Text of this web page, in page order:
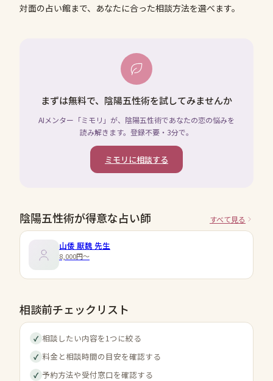
対面の占い館まで、あなたに合った相談方法を選べます。
まずは無料で、陰陽五性術を試してみませんか
AIメンター「ミモリ」が、陰陽五性術であなたの恋の悩みを
読み解きます。登録不要・3分で。
ミモリに相談する
陰陽五性術が得意な占い師 すべて見る
山倭 厭魏 先生
8,000円〜
相談前チェックリスト
✓ 相談したい内容を1つに絞る
✓ 料金と相談時間の目安を確認する
✓ 予約方法や受付窓口を確認する